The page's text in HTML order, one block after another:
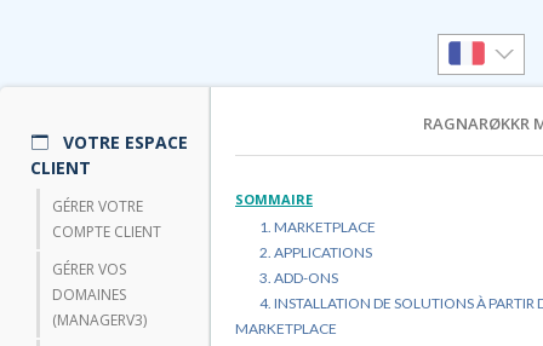
VOTRE ESPACE
CLIENT
GÉRER VOTRE
COMPTE CLIENT
GÉRER VOS
DOMAINES
(MANAGERV3)
RAGNARØKKR
1. MARKETPLACE
2. APPLICATIONS
3. ADD-ONS
4. INSTALLATION DE SOLUTIONS À PARTIR
MARKETPLACE